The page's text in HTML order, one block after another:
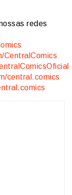
redes
CentralComics
central.comics